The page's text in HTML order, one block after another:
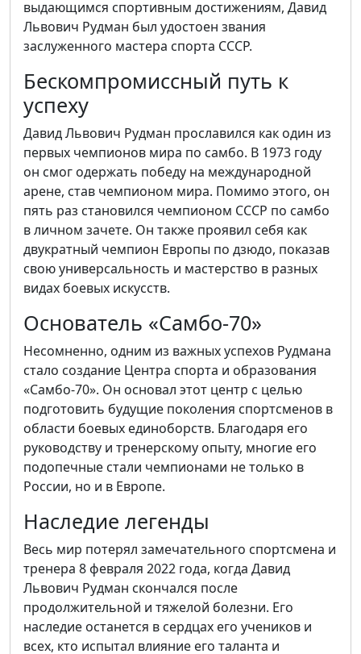
выдающимся спортивным достижениям, Давид
Львович Рудман был удостоен звания
заслуженного мастера спорта СССР.
Бескомпромиссный путь к
успеху
Давид Львович Рудман прославился как один из
первых чемпионов мира по самбо. В 1973 году
он смог одержать победу на международной
арене, став чемпионом мира. Помимо этого, он
пять раз становился чемпионом СССР по самбо
в личном зачете. Он также проявил себя как
двукратный чемпион Европы по дзюдо, показав
свою универсальность и мастерство в разных
видах боевых искусств.
Основатель «Самбо-70»
Несомненно, одним из важных успехов Рудмана
стало создание Центра спорта и образования
«Самбо-70». Он основал этот центр с целью
подготовить будущие поколения спортсменов в
области боевых единоборств. Благодаря его
руководству и тренерскому опыту, многие его
подопечные стали чемпионами не только в
России, но и в Европе.
Наследие легенды
Весь мир потерял замечательного спортсмена и
тренера 8 февраля 2022 года, когда Давид
Львович Рудман скончался после
продолжительной и тяжелой болезни. Его
наследие останется в сердцах его учеников и
всех, кто испытал влияние его таланта и